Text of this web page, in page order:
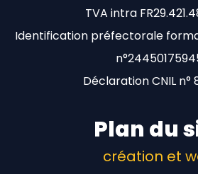
TVA intra
Identification préfectorale
Déclaration CNIL n°
Plan du
création et